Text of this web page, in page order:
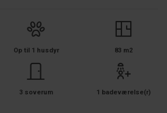
Op til 1 husdyr 83 m2
3 soverum 1 badeværelse(r)